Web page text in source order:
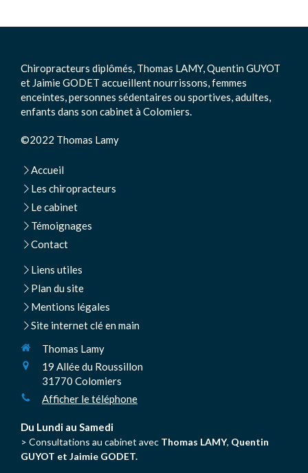
Chiropracteurs diplômés, Thomas LAMY, Quentin GUYOT
et Jaimie GODET accueillent nourrissons, femmes
enceintes, personnes sédentaires ou sportives, adultes,
enfants dans son cabinet à Colomiers.
©2022 Thomas Lamy
Accueil
Les chiropracteurs
Le cabinet
Témoignages
Contact
Liens utiles
Plan du site
Mentions légales
Site internet clé en main
Thomas Lamy
19 Allée du Roussillon
31770 Colomiers
Afficher le téléphone
Du Lundi au Samedi
> Consultations au cabinet avec Thomas LAMY, Quentin
GUYOT et Jaimie GODET.